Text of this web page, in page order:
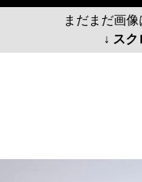
まだまだ画像
↓ ス